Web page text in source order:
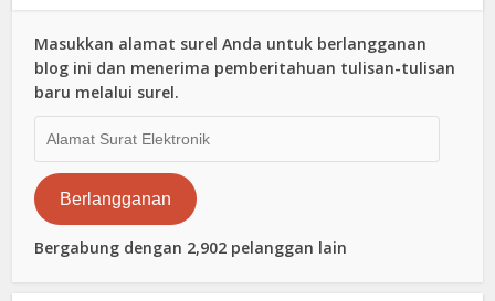
Masukkan alamat surel Anda untuk berlangganan
blog ini dan menerima pemberitahuan tulisan-tulisan
baru melalui surel.
Surat
Elektronik
Berlangganan
Bergabung dengan 2,902 pelanggan lain